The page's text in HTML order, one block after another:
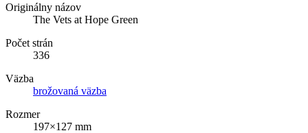
Originálny názov
The Vets at Hope Green
Počet strán
336
Väzba
brožovaná väzba
Rozmer
197×127 mm